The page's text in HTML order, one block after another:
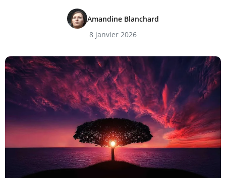
Amandine Blanchard
8 janvier 2026